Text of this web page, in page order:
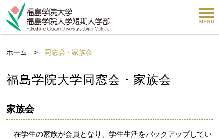
ホーム > 同窓会・家族会
福島学院大学同窓会・家族会
家族会
在学生の家族が会員となり、学生生活をバックアップしてい